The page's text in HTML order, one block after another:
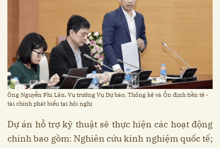
Ông Nguyễn Phi Lân, Vụ trưởng Vụ Dự báo, Thống kê và Ổn định tiền tệ -
tài chính phát biểu tại hội nghị
Dự án hỗ trợ kỹ thuật sẽ thực hiện các hoạt động
chính bao gồm: Nghiên cứu kinh nghiệm quốc tế;